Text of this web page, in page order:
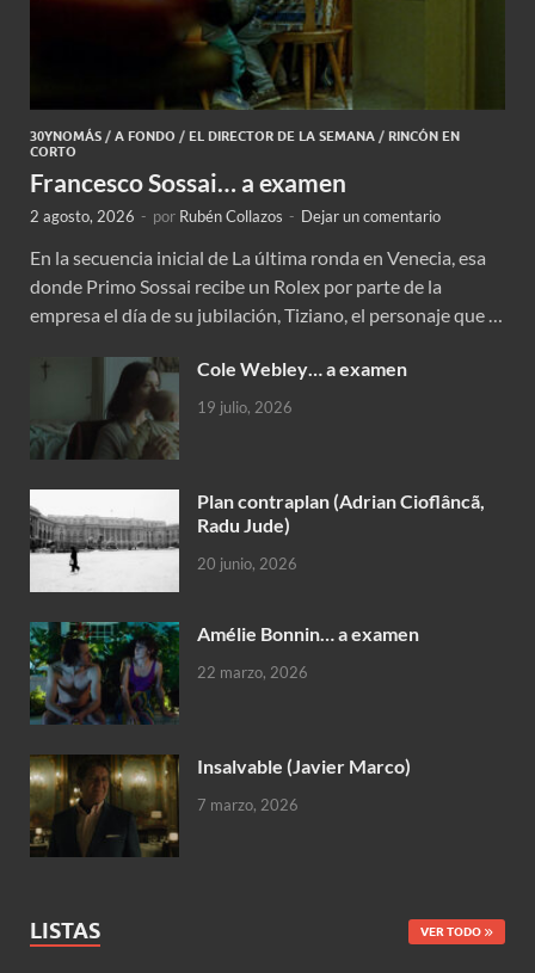
30YNOMÁS / A FONDO / EL DIRECTOR DE LA SEMANA / RINCÓN EN
CORTO
Francesco Sossai… a examen
2 agosto, 2026 - por Rubén Collazos - Dejar un comentario
En la secuencia inicial de La última ronda en Venecia, esa
donde Primo Sossai recibe un Rolex por parte de la
empresa el día de su jubilación, Tiziano, el personaje que …
Cole Webley… a examen
19 julio, 2026
Plan contraplan (Adrian Cioflâncã,
Radu Jude)
20 junio, 2026
Amélie Bonnin… a examen
22 marzo, 2026
Insalvable (Javier Marco)
7 marzo, 2026
LISTAS VER TODO